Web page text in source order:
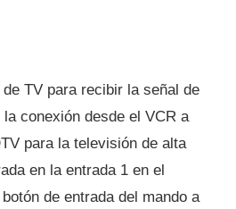
TV para recibir la señal de
conexión desde el VCR a
para la televisión de alta
en la entrada 1 en el
de entrada del mando a